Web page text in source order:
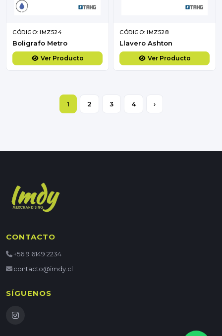
CÓDIGO: IMZ524
Boligrafo Metro
Ver Producto
CÓDIGO: IMZ528
Llavero Ashton
Ver Producto
1 2 3 4 ›
CONTACTO
+56 9 6149 2234
contacto@imdy.cl
SÍGUENOS